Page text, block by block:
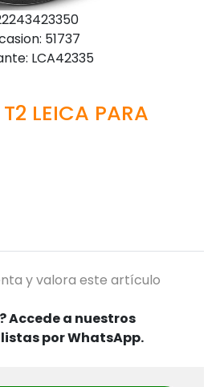
51737
LCA42335
LEICA PARA
y valora este artículo
Accede a nuestros
por WhatsApp.